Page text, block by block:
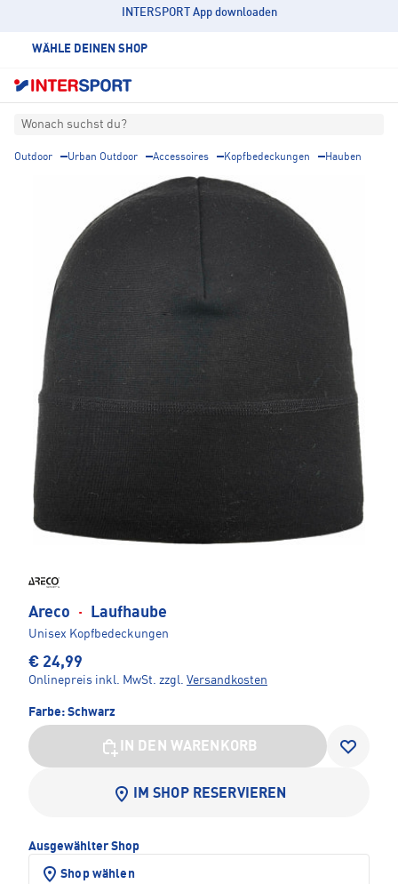
INTERSPORT App downloaden
WÄHLE DEINEN SHOP
Wonach suchst du?
Outdoor Urban Outdoor Accessoires Kopfbedeckungen Hauben
Areco · Laufhaube
Unisex Kopfbedeckungen
€ 24,99
Onlinepreis inkl. MwSt. zzgl. Versandkosten
Farbe: Schwarz
IN DEN WARENKORB
IM SHOP RESERVIEREN
Ausgewählter Shop
Shop wählen